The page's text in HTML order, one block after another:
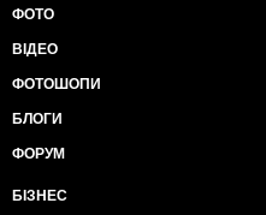
эффективным орудием
которые уже лет
по десять на одного, а
автобусов и модели
Подростки, которых били
которые били на
ФОТО
ВІДЕО
ФОТОШОПИ
БЛОГИ
ФОРУМ
БІЗНЕС